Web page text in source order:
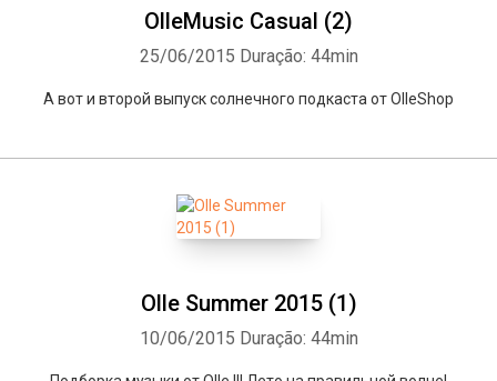
OlleMusic Casual (2)
25/06/2015 Duração: 44min
А вот и второй выпуск солнечного подкаста от OlleShop
Olle Summer 2015 (1)
10/06/2015 Duração: 44min